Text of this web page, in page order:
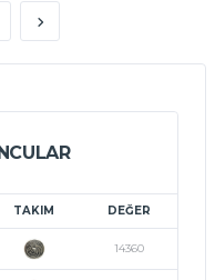
TAKIM DEĞER
14360